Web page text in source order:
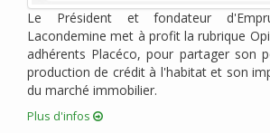
juin 2018 (2)
mai 2018 (4)
avril 2018 (3)
mars 2018 (5)
février 2018 (3)
Le Président et fondateur
Lacondemine met à profit la rubrique
adhérents Placéco, pour partager son
production de crédit à l'habitat et son
du marché immobilier.
Plus d'infos